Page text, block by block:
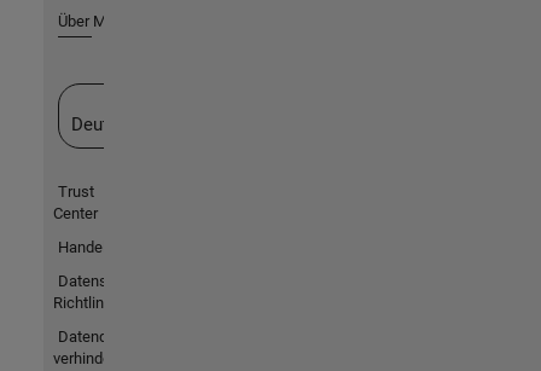
Über MathWorks
Deutschland
Trust
Center
Handelsmarken
Datenschutz-
Richtlinien
Datendiebstahl
verhindern